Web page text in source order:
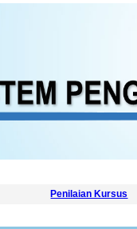
Penilaian Kursus